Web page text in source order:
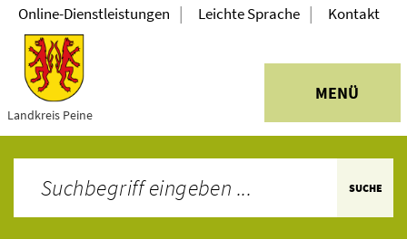
Landkreis Peine
MENÜ
Online-Dienstleistungen | Leichte Sprache | Kontakt
SUCHE